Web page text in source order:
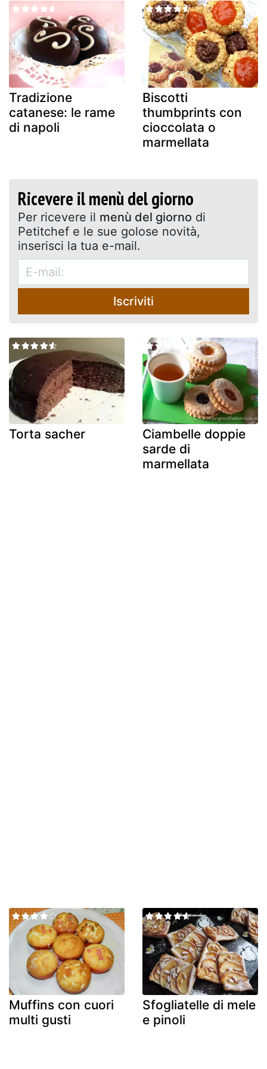
Tradizione
catanese: le rame
di napoli
Biscotti
thumbprints con
cioccolata o
marmellata
Ricevere il menù del giorno
Per ricevere il menù del giorno di
Petitchef e le sue golose novità,
inserisci la tua e-mail.
Iscriviti
Torta sacher
Ciambelle doppie
sarde di
marmellata
Muffins con cuori
multi gusti
Sfogliatelle di mele
e pinoli